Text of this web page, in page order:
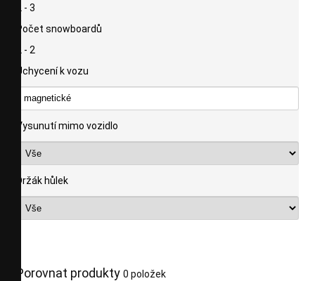
2 - 3
Počet snowboardů
2 - 2
Uchycení k vozu
Vysunutí mimo vozidlo
Držák hůlek
Porovnat produkty 0 položek